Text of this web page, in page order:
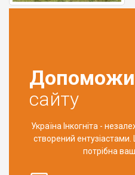
Допоможи
сайту
Україна Інкогніта -
створений
потрібна